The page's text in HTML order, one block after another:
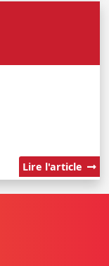
Lire l'article